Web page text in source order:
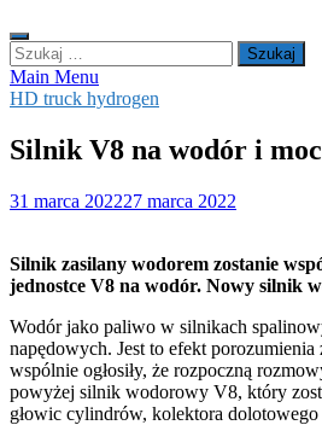
Szukaj:
Main Menu
HD truck hydrogen
Silnik V8 na wodór i
31 marca 202227 marca 2022
Silnik zasilany wodorem zostanie
jednostce V8 na wodór. Nowy silnik
Wodór jako paliwo w silnikach
napędowych. Jest to efekt
wspólnie ogłosiły, że rozpoczną
powyżej silnik wodorowy V8, który
głowic cylindrów, kolektora